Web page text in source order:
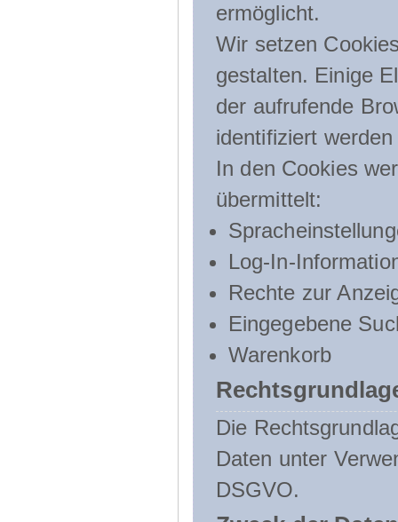
ermöglicht.
Wir setzen
gestalten. Einige
der aufrufende
identifiziert
In den Cookies
übermittelt:
Log-In-
Rechte zur
Eingegebene
Warenkorb
Die
Daten unter
DSGVO.